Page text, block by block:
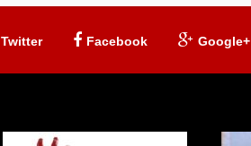
Twitter Facebook Google+